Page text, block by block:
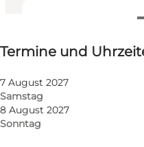
Termine und
Termine und
7 August 2027
Samstag
8 August 2027
Sonntag
Website besuchen
Kinder, Freunde,